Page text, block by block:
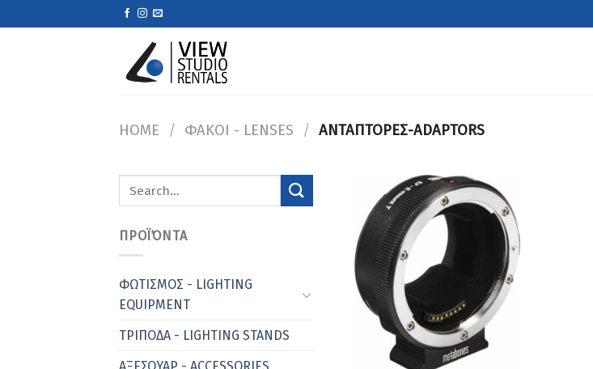
to
HOME / ΦΑΚΟΙ - LENSES / ΑΝΤΑΠΤΟΡΕΣ-ADAPTORS
Search
for:
ΠΡΟΪΌΝΤΑ
ΦΩΤΙΣΜΟΣ - LIGHTING
EQUIPMENT
ΤΡΙΠΟΔΑ - LIGHTING STANDS